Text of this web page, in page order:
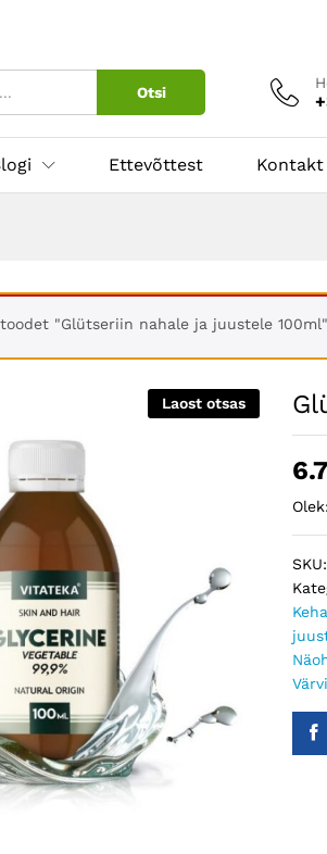
Otsi
Ettevõttest Kontakt
"Glütseriin nahale ja juustele
Laost otsas
Olek: